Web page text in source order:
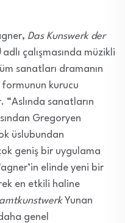
Das Kunswerk der
adlı çalışmasında müzikli
sanatları dramanın
kurucu
“Aslında sanatların
Gregoryen
üslubundan
geniş bir uygulama
elinde yeni bir
en etkili haline
Yunan
genel